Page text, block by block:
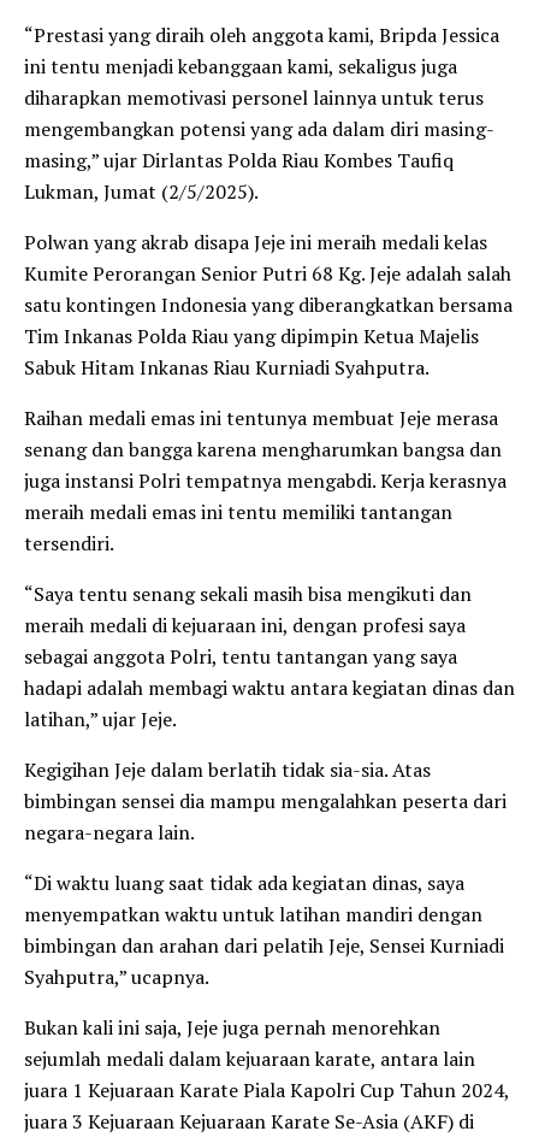
“Prestasi yang diraih oleh anggota kami, Bripda Jessica
ini tentu menjadi kebanggaan kami, sekaligus juga
diharapkan memotivasi personel lainnya untuk terus
mengembangkan potensi yang ada dalam diri masing-
masing,” ujar Dirlantas Polda Riau Kombes Taufiq
Lukman, Jumat (2/5/2025).
Polwan yang akrab disapa Jeje ini meraih medali kelas
Kumite Perorangan Senior Putri 68 Kg. Jeje adalah salah
satu kontingen Indonesia yang diberangkatkan bersama
Tim Inkanas Polda Riau yang dipimpin Ketua Majelis
Sabuk Hitam Inkanas Riau Kurniadi Syahputra.
Raihan medali emas ini tentunya membuat Jeje merasa
senang dan bangga karena mengharumkan bangsa dan
juga instansi Polri tempatnya mengabdi. Kerja kerasnya
meraih medali emas ini tentu memiliki tantangan
tersendiri.
“Saya tentu senang sekali masih bisa mengikuti dan
meraih medali di kejuaraan ini, dengan profesi saya
sebagai anggota Polri, tentu tantangan yang saya
hadapi adalah membagi waktu antara kegiatan dinas dan
latihan,” ujar Jeje.
Kegigihan Jeje dalam berlatih tidak sia-sia. Atas
bimbingan sensei dia mampu mengalahkan peserta dari
negara-negara lain.
“Di waktu luang saat tidak ada kegiatan dinas, saya
menyempatkan waktu untuk latihan mandiri dengan
bimbingan dan arahan dari pelatih Jeje, Sensei Kurniadi
Syahputra,” ucapnya.
Bukan kali ini saja, Jeje juga pernah menorehkan
sejumlah medali dalam kejuaraan karate, antara lain
juara 1 Kejuaraan Karate Piala Kapolri Cup Tahun 2024,
juara 3 Kejuaraan Kejuaraan Karate Se-Asia (AKF) di